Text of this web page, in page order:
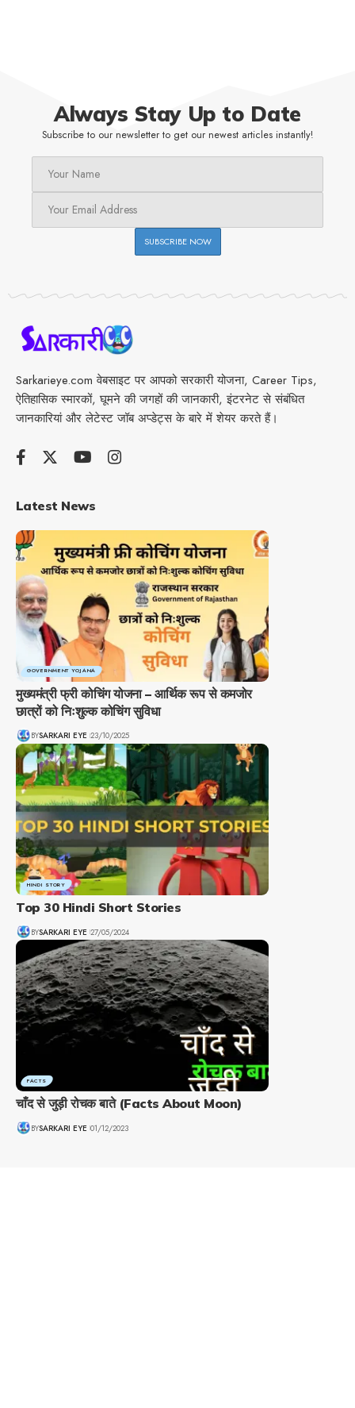
Always Stay Up to Date
Subscribe to our newsletter to get our newest articles instantly!
Sarkarieye.com वेबसाइट पर आपको सरकारी योजना, Career Tips,
ऐतिहासिक स्मारकों, घूमने की जगहों की जानकारी, इंटरनेट से संबंधित
जानकारियां और लेटेस्ट जॉब अप्डेट्स के बारे में शेयर करते हैं।
Latest News
GOVERNMENT YOJANA
मुख्यमंत्री फ्री कोचिंग योजना – आर्थिक रूप से कमजोर
छात्रों को निःशुल्क कोचिंग सुविधा
BYSARKARI EYE 23/10/2025
HINDI STORY
Top 30 Hindi Short Stories
BYSARKARI EYE 27/05/2024
FACTS
चाँद से जुड़ी रोचक बाते (Facts About Moon)
BYSARKARI EYE 01/12/2023